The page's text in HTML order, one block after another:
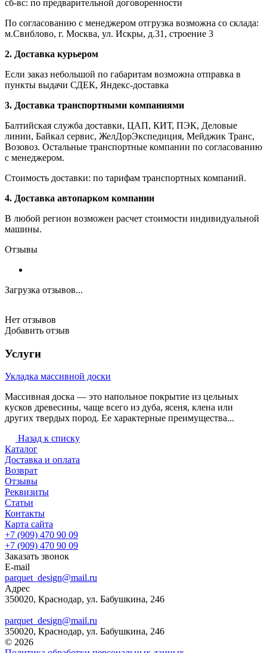
сб-вс: по предварительной договоренности
По согласованию с менеджером отгрузка возможна со склада:
м.Свиблово, г. Москва, ул. Искры, д.31, строение 3
2. Доставка курьером
Если заказ небольшой по габаритам возможна отправка в
пункты выдачи СДЕК, Яндекс-доставка
3. Доставка транспортными компаниями
Балтийская служба доставки, ЦАП, КИТ, ПЭК, Деловые
линии, Байкал сервис, ЖелДорЭкспедиция, Мейджик Транс,
Возовоз. Остальные транспортные компании по согласованию
с менеджером.
Стоимость доставки: по тарифам транспортных компаний.
4. Доставка автопарком компании
В любой регион возможен расчет стоимости индивидуальной
машины.
Отзывы
Загрузка отзывов...
Нет отзывов
Добавить отзыв
Услуги
Укладка массивной доски
Массивная доска — это напольное покрытие из цельных
кусков древесины, чаще всего из дуба, ясеня, клена или
других твердых пород. Ее характерные преимущества...
Назад к списку
Каталог
Доставка и оплата
Возврат
Отзывы
Реквизиты
Статьи
Контакты
Карта сайта
+7 (909) 470 90 09
+7 (909) 470 90 09
Заказать звонок
E-mail
parquet_design@mail.ru
Адрес
350020, Краснодар, ул. Бабушкина, 246
parquet_design@mail.ru
350020, Краснодар, ул. Бабушкина, 246
© 2026